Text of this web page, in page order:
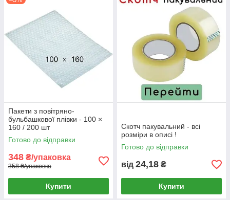
Пакети з повітряно-
бульбашкової плівки - 100 ×
160 / 200 шт
Готово до відправки
348 ₴/упаковка
358 ₴/упаковка
Купити
Скотч пакувальний - всі
розміри в описі !
Готово до відправки
від 24,18 ₴
Купити